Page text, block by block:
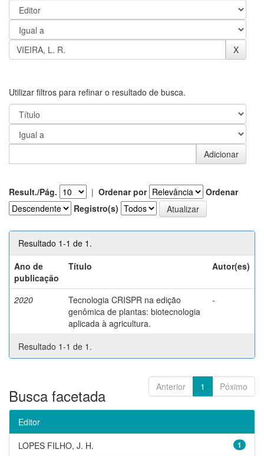
Utilizar filtros para refinar o resultado de busca.
Result./Pág. | Ordenar por
Ordenar
Registro(s)
Resultado 1-1 de 1.
Ano de
publicação
Título Autor(es)
2020
Tecnologia CRISPR na edição
genômica de plantas: biotecnologia
aplicada à agricultura.
-
Resultado 1-1 de 1.
Anterior 1 Póximo
Busca facetada
Editor
1
LOPES FILHO, J. H.